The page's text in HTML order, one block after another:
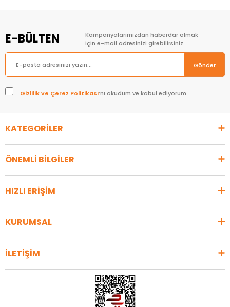
E-BÜLTEN
Kampanyalarımızdan haberdar olmak
için e-mail adresinizi girebilirsiniz.
Gönder
Gizlilik ve Çerez Politikası’nı okudum ve kabul ediyorum.
KATEGORİLER
ÖNEMLİ BİLGİLER
HIZLI ERİŞİM
KURUMSAL
İLETİŞİM